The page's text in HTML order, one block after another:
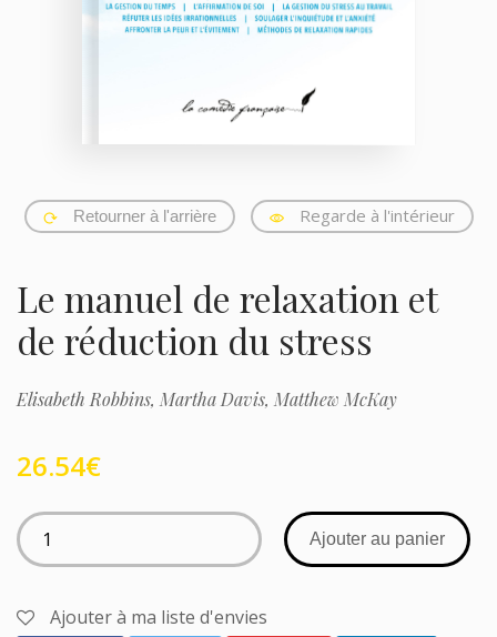
Retourner à l'arrière Regarde à l'intérieur
Le manuel de relaxation et
de réduction du stress
Elisabeth Robbins, Martha Davis, Matthew McKay
26.54€
Ajouter au panier
Ajouter à ma liste d'envies